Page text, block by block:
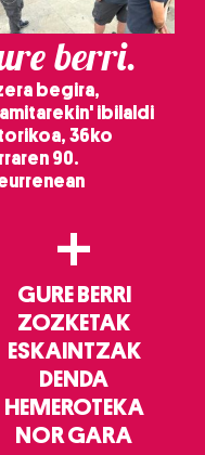
berri.
begira,
ibilaldi
36ko
90.
+
GURE BERRI
ZOZKETAK
ESKAINTZAK
DENDA
HEMEROTEKA
NOR GARA